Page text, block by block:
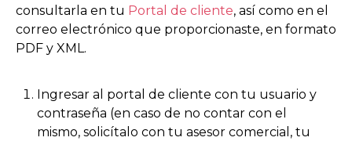
consultarla en tu Portal de cliente, así como en el
correo electrónico que proporcionaste, en formato
PDF y XML.
Ingresar al portal de cliente con tu usuario y
contraseña (en caso de no contar con el
mismo, solicítalo con tu asesor comercial, tu